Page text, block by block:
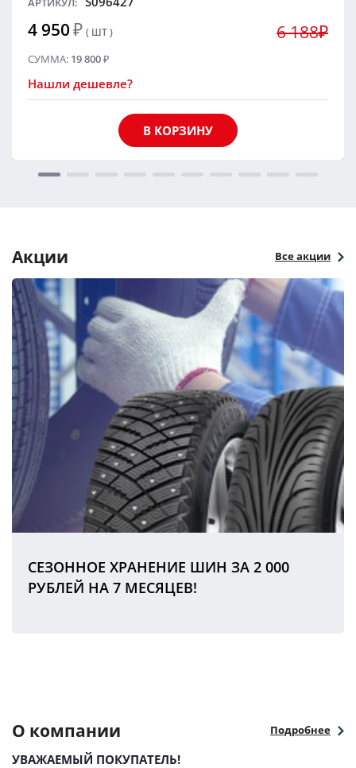
4 950₽ ( ШТ ) 6 188₽
СУММА: 19 800₽
Нашли дешевле?
В КОРЗИНУ
Акции Все акции
СЕЗОННОЕ ХРАНЕНИЕ ШИН ЗА 2 000
РУБЛЕЙ НА 7 МЕСЯЦЕВ!
О компании Подробнее
УВАЖАЕМЫЙ ПОКУПАТЕЛЬ!